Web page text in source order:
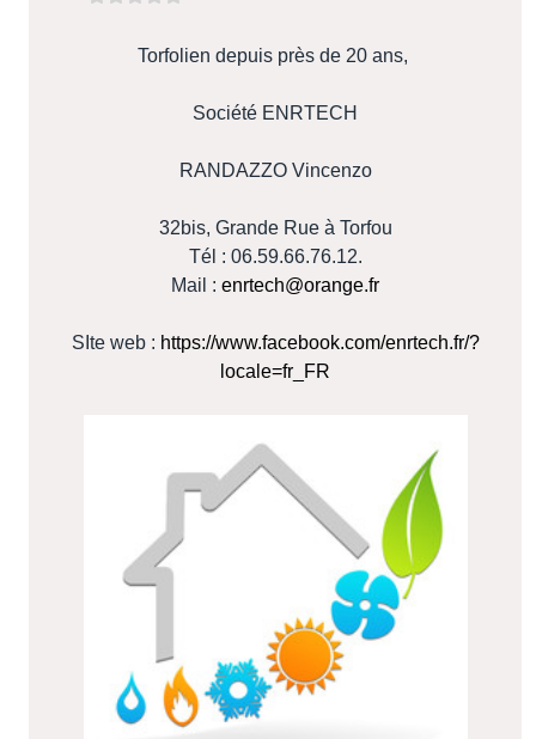
Torfolien depuis près de 20 ans,
Société ENRTECH
RANDAZZO Vincenzo
32bis, Grande Rue à Torfou
Tél : 06.59.66.76.12.
Mail : enrtech@orange.fr
SIte web : https://www.facebook.com/enrtech.fr/?
locale=fr_FR